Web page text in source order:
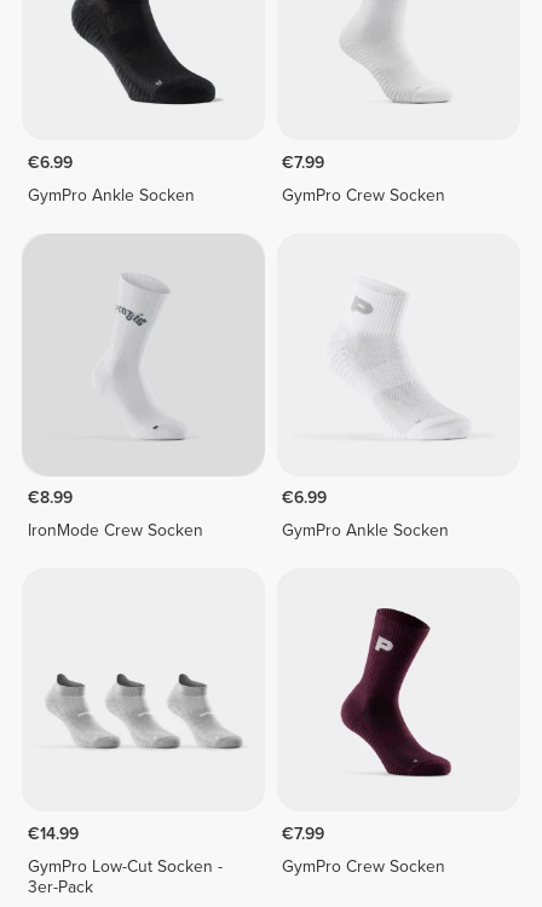
€6.99
GymPro Ankle Socken
€7.99
GymPro Crew Socken
€8.99
IronMode Crew Socken
€6.99
GymPro Ankle Socken
€14.99
GymPro Low-Cut Socken -
3er-Pack
€7.99
GymPro Crew Socken